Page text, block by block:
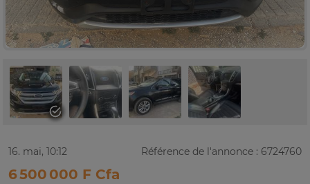
16. mai, 10:12 Référence de l'annonce : 6724760
6 500 000 F Cfa